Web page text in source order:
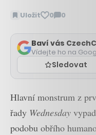
Uložit 0 0
Zobrazit
Baví vás
Vídejte ho na
Sledovat
Hlavní monstrum z
řady Wednesday
podobu obřího